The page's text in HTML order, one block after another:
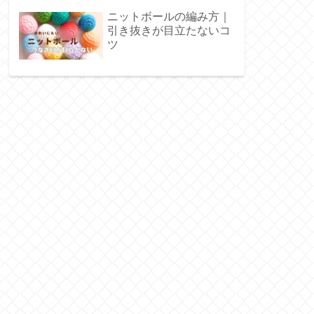
ニットボールの編み方｜
引き抜きが目立たないコ
ツ